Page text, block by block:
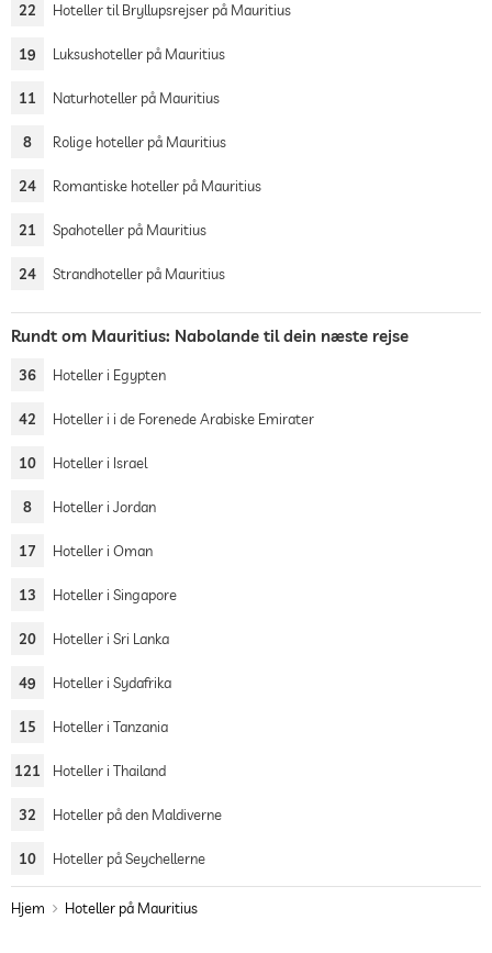
22 Hoteller til Bryllupsrejser på Mauritius
19 Luksushoteller på Mauritius
11 Naturhoteller på Mauritius
8 Rolige hoteller på Mauritius
24 Romantiske hoteller på Mauritius
21 Spahoteller på Mauritius
24 Strandhoteller på Mauritius
Rundt om Mauritius: Nabolande til dein næste rejse
36 Hoteller i Egypten
42 Hoteller i i de Forenede Arabiske Emirater
10 Hoteller i Israel
8 Hoteller i Jordan
17 Hoteller i Oman
13 Hoteller i Singapore
20 Hoteller i Sri Lanka
49 Hoteller i Sydafrika
15 Hoteller i Tanzania
121 Hoteller i Thailand
32 Hoteller på den Maldiverne
10 Hoteller på Seychellerne
Hjem Hoteller på Mauritius